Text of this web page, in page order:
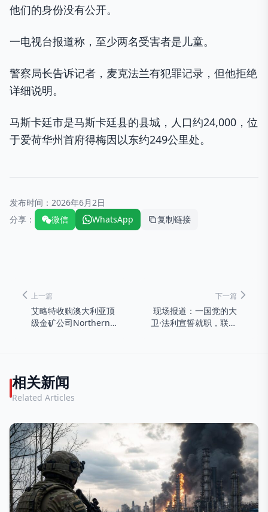
他们的身份没有公开。
一电视台报道称，至少两名受害者是儿童。
警察局长告诉记者，麦克法兰有犯罪记录，但他拒绝
详细说明。
马斯卡廷市是马斯卡廷县的县城，人口约24,000，位
于爱荷华州首府得梅因以东约249公里处。
发布时间： 2026年6月2日
分享：
微信 WhatsApp 复制链接
上一篇
艾略特收购澳大利亚顶
级金矿公司Northern
下一篇
现场报道：一国党的大
卫·法利宣誓就职，联盟
相关新闻
Related Articles